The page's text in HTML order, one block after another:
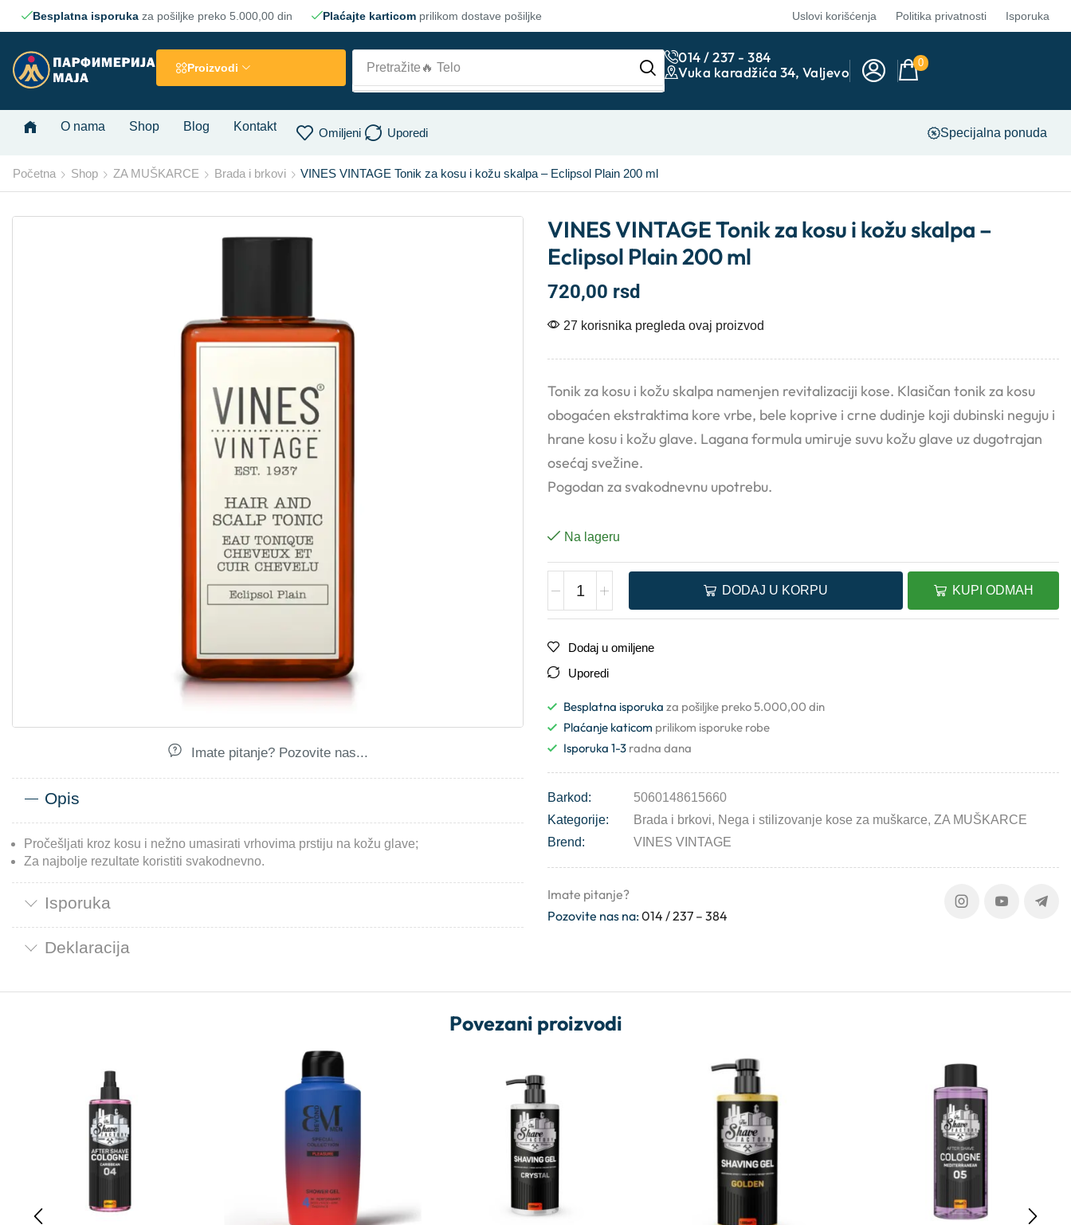
Besplatna isporuka za pošiljke preko 5.000,00 din Plaćajte karticom prilikom dostave pošiljke Uslovi korišćenja Politika privatnosti Isporuka
Proizvodi Pretražite 🔥 Lice
014 / 237 - 384
Vuka karadžića 34, Valjevo
0
O nama Shop Blog Kontakt Omiljeni Uporedi Specijalna ponuda
Početna Shop ZA MUŠKARCE Brada i brkovi VINES VINTAGE Tonik za kosu i kožu skalpa – Eclipsol Plain 200 ml
Imate pitanje? Pozovite nas...
Opis
Pročešljati kroz kosu i nežno umasirati vrhovima prstiju na kožu glave;
Za najbolje rezultate koristiti svakodnevno.
Isporuka
Deklaracija
VINES VINTAGE Tonik za kosu i kožu skalpa –
Eclipsol Plain 200 ml
720,00 rsd
27 korisnika pregleda ovaj proizvod
Tonik za kosu i kožu skalpa namenjen revitalizaciji kose. Klasičan tonik za kosu
obogaćen ekstraktima kore vrbe, bele koprive i crne dudinje koji dubinski neguju i
hrane kosu i kožu glave. Lagana formula umiruje suvu kožu glave uz dugotrajan
osećaj svežine.
Pogodan za svakodnevnu upotrebu.
Na lageru
DODAJ U KORPU KUPI ODMAH
Dodaj u omiljene
Uporedi
Besplatna isporuka za pošiljke preko 5.000,00 din
Plaćanje katicom prilikom isporuke robe
Isporuka 1-3 radna dana
Barkod:
5060148615660
Kategorije:
Brada i brkovi, Nega i stilizovanje kose za muškarce, ZA MUŠKARCE
Brend:
VINES VINTAGE
Imate pitanje?
Pozovite nas na:014 / 237 – 384
Povezani proizvodi